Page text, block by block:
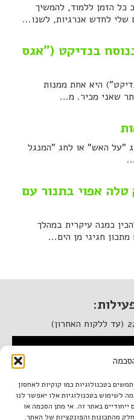
בטכנולוגיות כמו קוקיות לאחסון
לשימוש בטכנולוגיות אלו יאפשר לנו
ייחודיים באתר זה. אי מתן הסכמה או
מהתכונות והפונקציות של האתר.
כל הזמן ללמוד, להמשיך
לחדש אנרגיות, לשנו...
בנדיקט ("אגס
היא אחת ממנות
שאני מכיר. מ...
"על האש" או לחג "המנגל
אפוי בתנור עם
כמנה עיקרית במהלך
חגיגי מן הים...
בתחנה
תל אביב.